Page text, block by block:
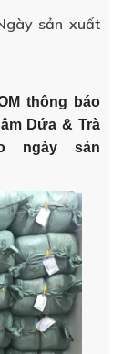
sản xuất
thông báo
Dứa & Trà
ngày sản